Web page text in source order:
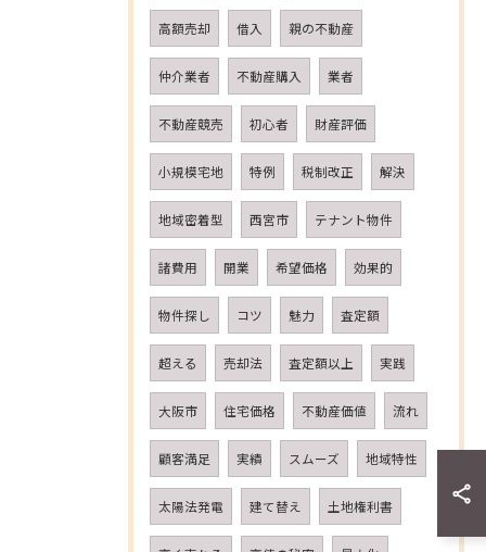
高額売却 借入 親の不動産
仲介業者 不動産購入 業者
不動産競売 初心者 財産評価
小規模宅地 特例 税制改正 解決
地域密着型 西宮市 テナント物件
諸費用 開業 希望価格 効果的
物件探し コツ 魅力 査定額
超える 売却法 査定額以上 実践
大阪市 住宅価格 不動産価値 流れ
顧客満足 実績 スムーズ 地域特性
太陽法発電 建て替え 土地権利書